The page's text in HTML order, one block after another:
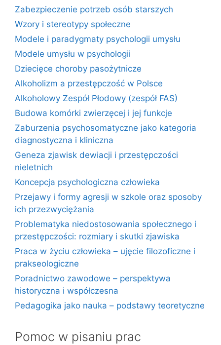
Zabezpieczenie potrzeb osób starszych
Wzory i stereotypy społeczne
Modele i paradygmaty psychologii umysłu
Modele umysłu w psychologii
Dziecięce choroby pasożytnicze
Alkoholizm a przestępczość w Polsce
Alkoholowy Zespół Płodowy (zespół FAS)
Budowa komórki zwierzęcej i jej funkcje
Zaburzenia psychosomatyczne jako kategoria
diagnostyczna i kliniczna
Geneza zjawisk dewiacji i przestępczości
nieletnich
Koncepcja psychologiczna człowieka
Przejawy i formy agresji w szkole oraz sposoby
ich przezwyciężania
Problematyka niedostosowania społecznego i
przestępczości: rozmiary i skutki zjawiska
Praca w życiu człowieka – ujęcie filozoficzne i
prakseologiczne
Poradnictwo zawodowe – perspektywa
historyczna i współczesna
Pedagogika jako nauka – podstawy teoretyczne
Pomoc w pisaniu prac